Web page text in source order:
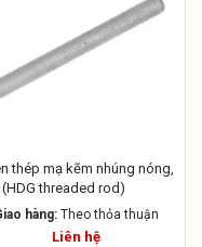
thép mạ kẽm nhúng nóng,
threaded rod)
hàng: Theo thỏa thuận
Liên hệ